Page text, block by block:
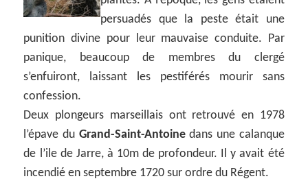
persuadés que la peste était une
punition divine pour leur mauvaise conduite. Par
panique, beaucoup de membres du clergé
s’enfuiront, laissant les pestiférés mourir sans
confession.
Deux plongeurs marseillais ont retrouvé en 1978
l’épave du Grand-Saint-Antoinedans une calanque
de l’ile de Jarre, à 10m de profondeur. Il y avait été
incendié en septembre 1720 sur ordre du Régent.